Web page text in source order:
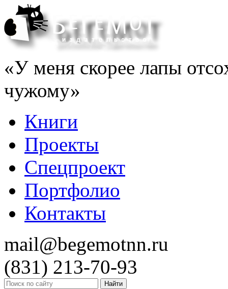
«У меня скорее лапы
чужому»
Книги
Проекты
Спецпроект
Портфолио
Контакты
mail@begemotnn.ru
(831) 213-70-93